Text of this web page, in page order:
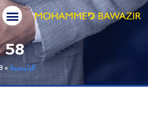
58
الرئيسية »